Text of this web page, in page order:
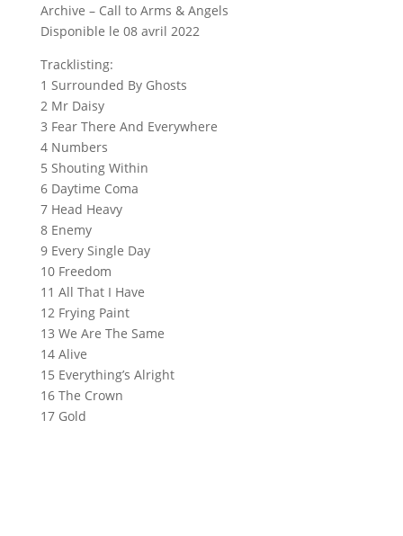
Archive – Call to Arms & Angels
Disponible le 08 avril 2022
Tracklisting:
1 Surrounded By Ghosts
2 Mr Daisy
3 Fear There And Everywhere
4 Numbers
5 Shouting Within
6 Daytime Coma
7 Head Heavy
8 Enemy
9 Every Single Day
10 Freedom
11 All That I Have
12 Frying Paint
13 We Are The Same
14 Alive
15 Everything’s Alright
16 The Crown
17 Gold